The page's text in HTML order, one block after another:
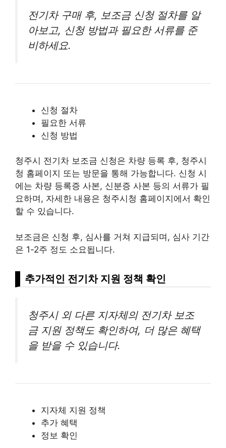
전기차 구매 후, 보조금 신청 절차를 알
아보고, 신청 방법과 필요한 서류를 준
비하세요.
신청 절차
필요한 서류
신청 방법
청주시 전기차 보조금 신청은 차량 등록 후, 청주시
청 홈페이지 또는 방문을 통해 가능합니다. 신청 시
에는 차량 등록증 사본, 신분증 사본 등의 서류가 필
요하며, 자세한 내용은 청주시청 홈페이지에서 확인
할 수 있습니다.
보조금은 신청 후, 심사를 거쳐 지급되며, 심사 기간
은 1-2주 정도 소요됩니다.
추가적인 전기차 지원 정책 확인
청주시 외 다른 지자체의 전기차 보조
금 지원 정책도 확인하여, 더 많은 혜택
을 받을 수 있습니다.
지자체 지원 정책
추가 혜택
정보 확인